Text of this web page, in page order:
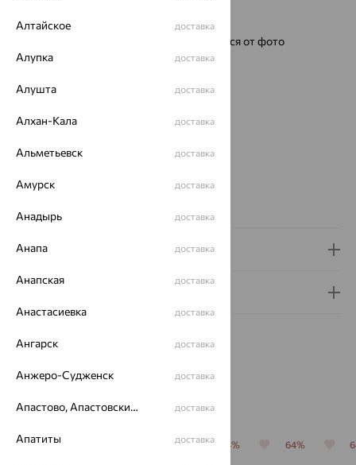
Для кого:женские
Цвет и фактура могут отличаться от фото
Вес металла:
Бренд:НИКА
Модель:
Для кого:Женские
Проба:585
Доставка и оплата
Похожие изделия
64% 64% 64% 64%
Алтайское доставка
Алупка доставка
Алушта доставка
Алхан-Кала доставка
Альметьевск доставка
Амурск доставка
Анадырь доставка
Анапа доставка
Анапская доставка
Анастасиевка доставка
Ангарск доставка
Анжеро-Судженск доставка
Апастово, Апастовский район доставка
Апатиты доставка